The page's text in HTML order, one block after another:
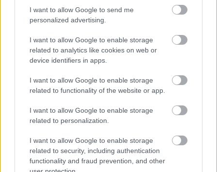
I want to allow Google to send me
personalized advertising.
I want to allow Google to enable storage
related to analytics like cookies on web or
device identifiers in apps.
I want to allow Google to enable storage
related to functionality of the website or app.
I want to allow Google to enable storage
related to personalization.
I want to allow Google to enable storage
related to security, including authentication
functionality and fraud prevention, and other
@STi-2009: Good night! :)
replikátor
@Balchee74:
ez valahogy nálam is így van... El is felejtettem, hogy